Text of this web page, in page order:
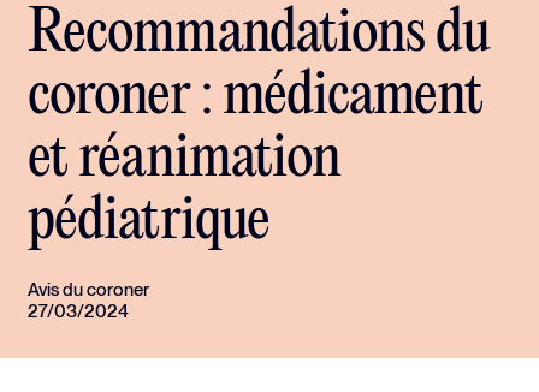
Recommandations du
coroner : médicament
et réanimation
pédiatrique
Avis du coroner
27/03/2024